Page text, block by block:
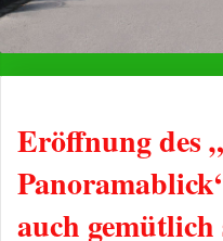
Eröffnung des
auch gemütlich